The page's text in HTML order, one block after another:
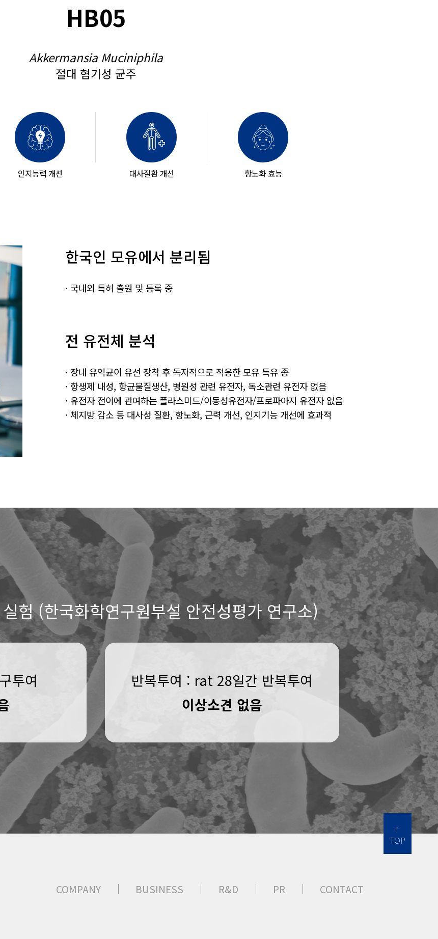
HB05
Akkermansia Muciniphila
절대 혐기성 균주
인지능력 개선 대사질환 개선 항노화 효능
한국인 모유에서 분리됨
국내외 특허 출원 및 등록 중
전 유전체 분석
장내 유익균이 유선 장착 후 독자적으로 적응한 모유 특유 종
항생제 내성, 항균물질생산, 병원성 관련 유전자, 독소관련 유전자 없음
유전자 전이에 관여하는 플라스미드/이동성유전자/프로파아지 유전자 없음
체지방 감소 등 대사성 질환, 항노화, 근력 개선, 인지기능 개선에 효과적
실험(한국화학연구원부설 안전성평가 연구소)
투여
반복투여 : rat 28일간 반복투여
이상소견 없음
COMPANY BUSINESS R&D PR CONTACT
TOP